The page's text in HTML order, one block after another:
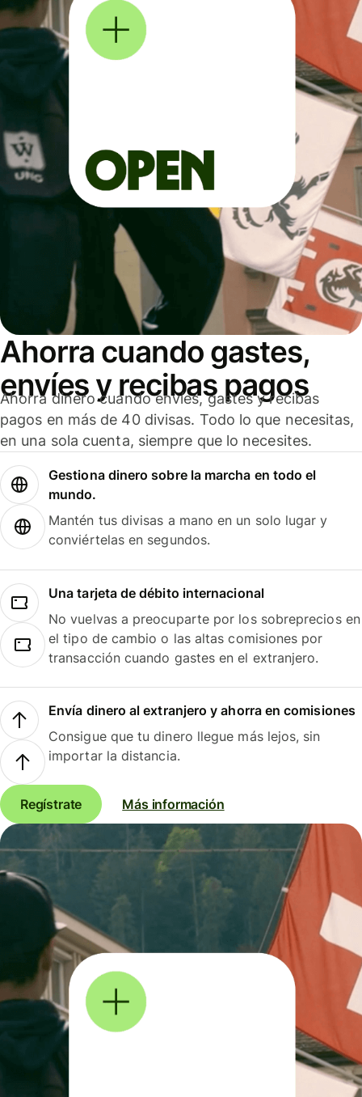
Ahorra cuando gastes,
envíes y recibas pagos
Ahorra dinero cuando envíes, gastes y recibas
pagos en más de 40 divisas. Todo lo que necesitas,
en una sola cuenta, siempre que lo necesites.
Gestiona dinero sobre la marcha en todo el
mundo.
Mantén tus divisas a mano en un solo lugar y
conviértelas en segundos.
Una tarjeta de débito internacional
No vuelvas a preocuparte por los sobreprecios en
el tipo de cambio o las altas comisiones por
transacción cuando gastes en el extranjero.
Envía dinero al extranjero y ahorra en comisiones
Consigue que tu dinero llegue más lejos, sin
importar la distancia.
Regístrate Más información